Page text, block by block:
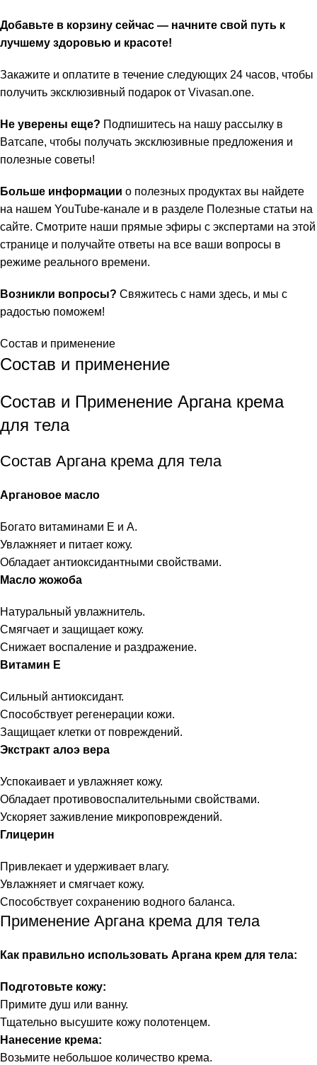
Добавьте в корзину сейчас — начните свой путь к
лучшему здоровью и красоте!
Закажите и оплатите в течение следующих 24 часов, чтобы
получить эксклюзивный подарок от Vivasan.one.
Не уверены еще? Подпишитесь на нашу рассылку в
Ватсапе, чтобы получать эксклюзивные предложения и
полезные советы!
Больше информации о полезных продуктах вы найдете
на нашем YouTube-канале и в разделе Полезные статьи на
сайте. Смотрите наши прямые эфиры с экспертами на этой
странице и получайте ответы на все ваши вопросы в
режиме реального времени.
Возникли вопросы? Свяжитесь с нами здесь, и мы с
радостью поможем!
Состав и применение
Состав и применение
Состав и Применение Аргана крема
для тела
Состав Аргана крема для тела
Аргановое масло
Богато витаминами E и A.
Увлажняет и питает кожу.
Обладает антиоксидантными свойствами.
Масло жожоба
Натуральный увлажнитель.
Смягчает и защищает кожу.
Снижает воспаление и раздражение.
Витамин E
Сильный антиоксидант.
Способствует регенерации кожи.
Защищает клетки от повреждений.
Экстракт алоэ вера
Успокаивает и увлажняет кожу.
Обладает противовоспалительными свойствами.
Ускоряет заживление микроповреждений.
Глицерин
Привлекает и удерживает влагу.
Увлажняет и смягчает кожу.
Способствует сохранению водного баланса.
Применение Аргана крема для тела
Как правильно использовать Аргана крем для тела:
Подготовьте кожу:
Примите душ или ванну.
Тщательно высушите кожу полотенцем.
Нанесение крема:
Возьмите небольшое количество крема.